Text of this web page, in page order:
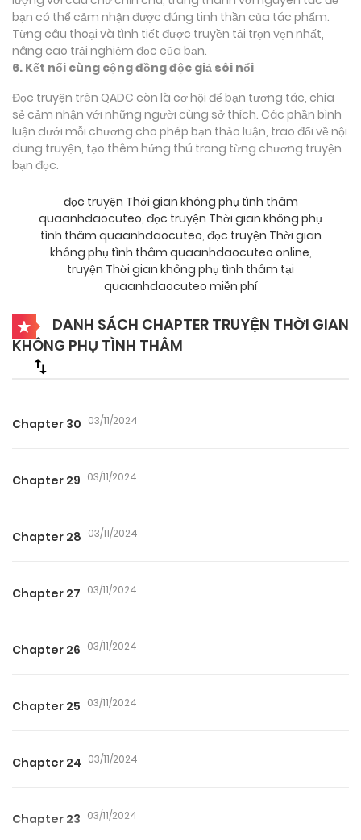
bạn có thể cảm nhận được đúng tinh thần của tác phẩm.
Từng câu thoại và tình tiết được truyền tải trọn vẹn nhất,
nâng cao trải nghiệm đọc của bạn.
6. Kết nối cùng cộng đồng độc giả sôi nổi
Đọc truyện trên QADC còn là cơ hội để bạn tương tác, chia
sẻ cảm nhận với những người cùng sở thích. Các phần bình
luận dưới mỗi chương cho phép bạn thảo luận, trao đổi về nội
dung truyện, tạo thêm hứng thú trong từng chương truyện
bạn đọc.
đọc truyện Thời gian không phụ tình thâm
quaanhdaocuteo, đọc truyện Thời gian không phụ
tình thâm quaanhdaocuteo, đọc truyện Thời gian
không phụ tình thâm quaanhdaocuteo online,
truyện Thời gian không phụ tình thâm tại
quaanhdaocuteo miễn phí
DANH SÁCH CHAPTER TRUYỆN THỜI GIAN
KHÔNG PHỤ TÌNH THÂM
Chapter 30 03/11/2024
Chapter 29 03/11/2024
Chapter 28 03/11/2024
Chapter 27 03/11/2024
Chapter 26 03/11/2024
Chapter 25 03/11/2024
Chapter 24 03/11/2024
Chapter 23 03/11/2024